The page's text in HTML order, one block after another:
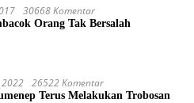
30668 Komentar
Orang Tak Bersalah
26522 Komentar
Terus Melakukan Trobosan